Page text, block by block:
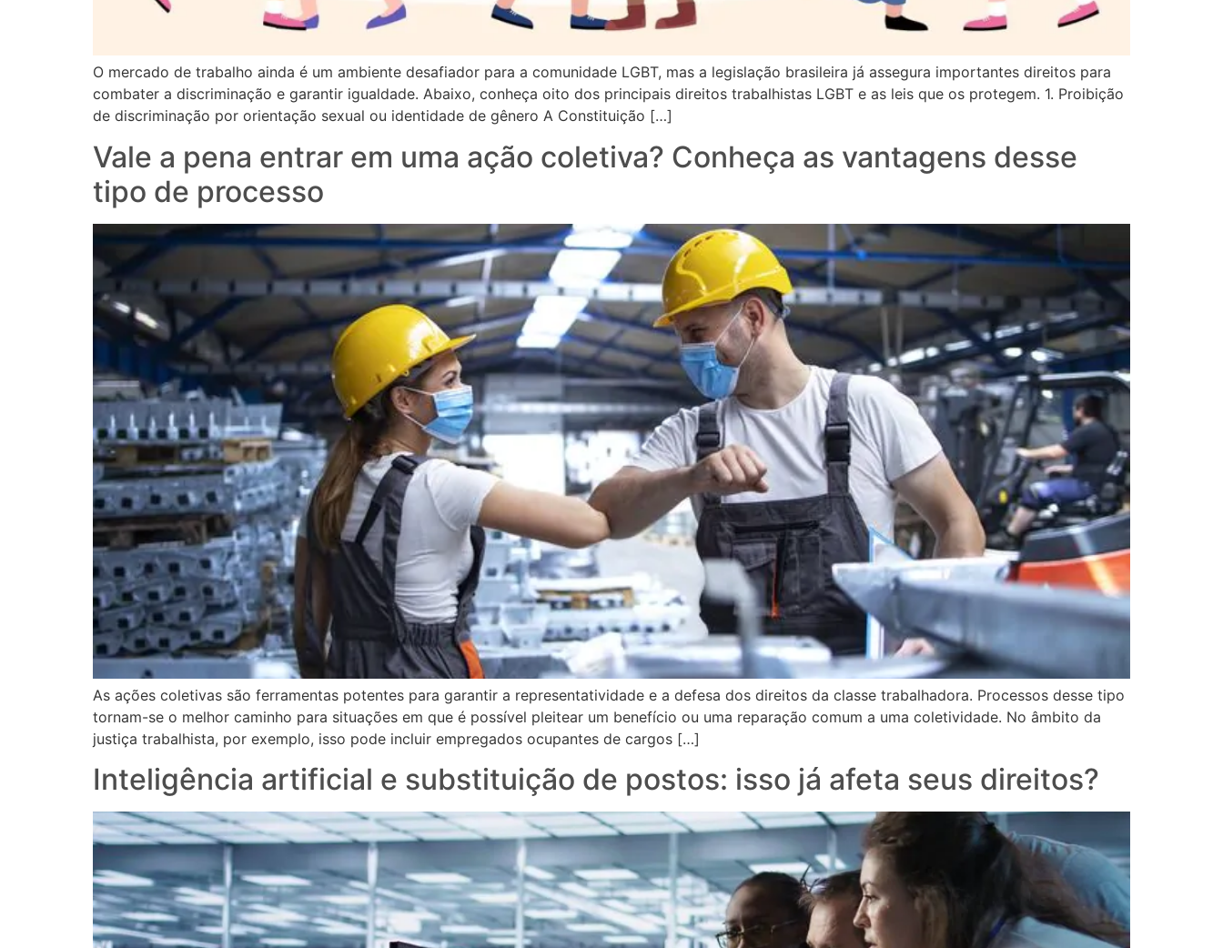
O mercado de trabalho ainda é um ambiente desafiador para a comunidade LGBT, mas a legislação brasileira já assegura importantes direitos para
combater a discriminação e garantir igualdade. Abaixo, conheça oito dos principais direitos trabalhistas LGBT e as leis que os protegem. 1. Proibição
de discriminação por orientação sexual ou identidade de gênero A Constituição […]
Vale a pena entrar em uma ação coletiva? Conheça as vantagens desse
tipo de processo
As ações coletivas são ferramentas potentes para garantir a representatividade e a defesa dos direitos da classe trabalhadora. Processos desse tipo
tornam-se o melhor caminho para situações em que é possível pleitear um benefício ou uma reparação comum a uma coletividade. No âmbito da
justiça trabalhista, por exemplo, isso pode incluir empregados ocupantes de cargos […]
Inteligência artificial e substituição de postos: isso já afeta seus direitos?